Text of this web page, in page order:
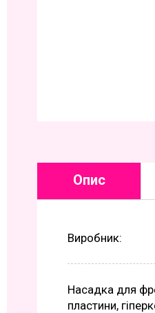
Опис
Виробник:
Насадка для
пластини,